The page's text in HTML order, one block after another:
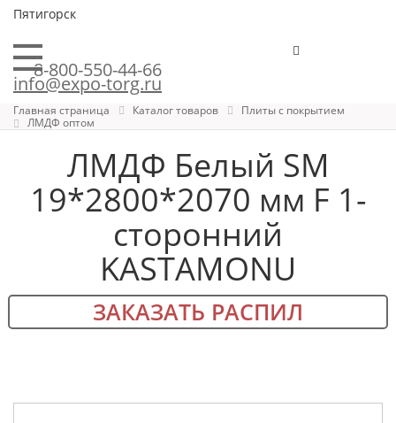
Пятигорск
8-800-550-44-66
info@expo-torg.ru
Главная страница Каталог товаров
Плиты с покрытием
ЛМДФ оптом
ЛМДФ Белый SM
19*2800*2070 мм F 1-
сторонний
KASTAMONU
ЗАКАЗАТЬ РАСПИЛ